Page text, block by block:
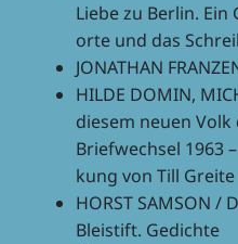
Liebe zu Berlin.
orte und das
JONATHAN
HILDE DOMIN,
diesem neuen
Brief­wech­sel 1963
kung von Till Greite
HORST SAMSON /
Blei­stift. Gedichte